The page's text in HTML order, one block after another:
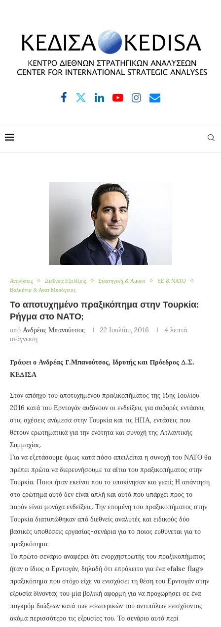
Αναλύσεις Διεθνείς Εξελίξεις Στρατηγική & Άμυνα
ΕΕ & ΝΑΤΟ
Βαλκάνια & Ανατ.Μεσόγειος
Το αποτυχημένο πραξικόπημα στην Τουρκία:
Ρήγμα στο ΝΑΤΟ;
από Ανδρέας Μπανούτσος 22 Ιουλίου, 2016
4 λεπτά
ανάγνωση
Γράφει ο Ανδρέας Γ.Μπανούτσος, Ιδρυτής και Πρόεδρος Δ.Σ.
ΚΕΔΙΣΑ
Στον απόηχο του αποτυχημένου πραξικοπήματος της 15ης Ιουλίου
2016 κατά του Ερντογάν αυξάνουν οι ενδείξεις για σοβαρές εντάσεις
στις σχέσεις ανάμεσα στην Τουρκία και τις ΗΠΑ, εντάσεις που
θέτουν ερωτηματικά για την ενότητα και συνοχή της Ατλαντικής
Συμμαχίας.
Για να εξετάσουμε όμως κατά πόσο απειλείται η συνοχή του ΝΑΤΟ θα
πρέπει πρώτα να διερευνήσουμε τα αίτια του πραξικοπήματος στην
Τουρκία. Ποιοι ήταν εκείνοι που το υποκίνησαν και γιατί; Η απάντηση
στο ερώτημα αυτό δεν είναι απλή και αυτό που υπάρχει προς το
παρόν είναι μονάχα ενδείξεις. Την επομένη του πραξικοπήματος στην
Τουρκία διατυπώθηκαν από διεθνείς αναλυτές και ειδικούς δύο
βασικές υποθέσεις εργασίας-σενάρια για το ποιος ευθύνεται για το
πραξικόπημα.
Το πρώτο σενάριο αναφέρει ότι ενορχηστρωτής του πραξικοπήματος
ήταν ο ίδιος ο Ερντογάν, δηλαδή ότι επρόκειτο για ένα «false flag»
πραξικόπημα που στόχο είχε να ενισχύσει τη θέση του Ερντογάν στην
εξουσία δίνοντας του μία βολική αφορμή για να προχωρήσει σε ένα
πογκρόμ διώξεων κατά των εσωτερικών του αντιπάλων ενισχύοντας
ακόμα περισσότερο τις εξουσίες του. Το σενάριο αυτό περί